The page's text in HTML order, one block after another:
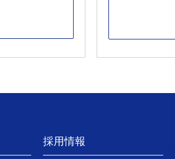
採用情報